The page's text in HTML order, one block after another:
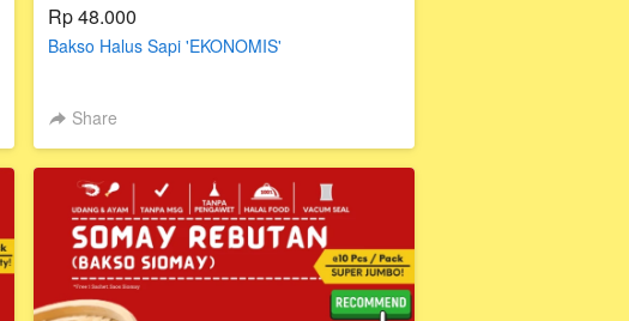
Rp 48.000
Bakso Halus Sapi 'EKONOMIS'
Share